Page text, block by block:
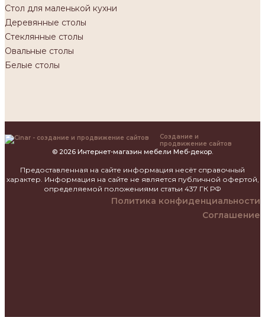
Стол для маленькой кухни
Деревянные столы
Стеклянные столы
Овальные столы
Белые столы
Создание и
продвижение сайтов
© 2026 Интернет-магазин мебели Меб-декор.
Предоставленная на сайте информация несёт справочный
характер. Информация на сайте не является публичной офертой,
определяемой положениями статьи 437 ГК РФ
Политика конфиденциальности
Соглашение